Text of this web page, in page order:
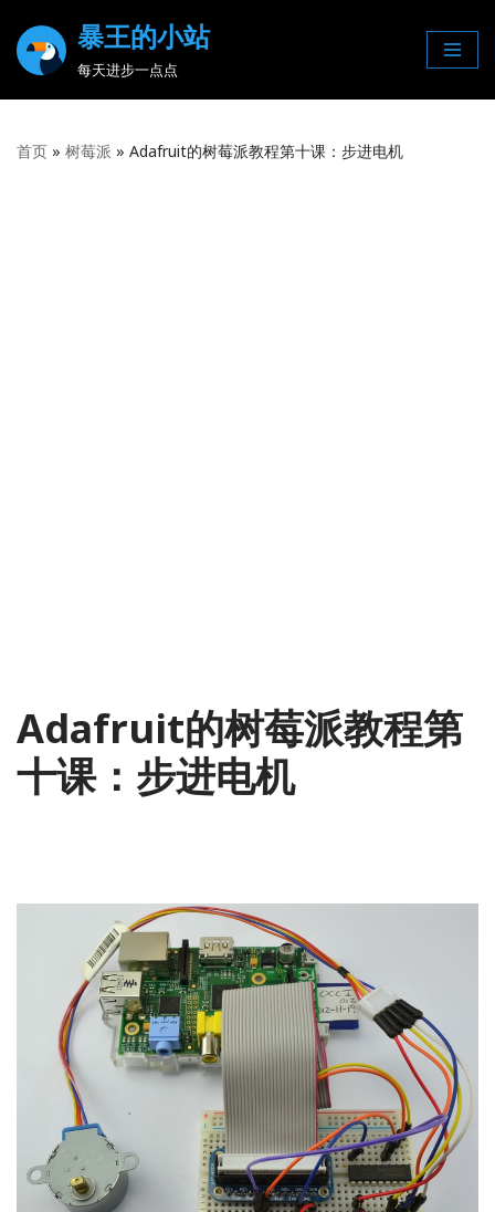
Skip
暴王的小站
每天进步一点点
首页 » 树莓派 » Adafruit的树莓派教程第十课：步进电机
Adafruit的树莓派教程第
十课：步进电机